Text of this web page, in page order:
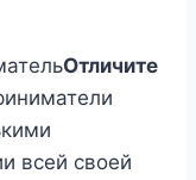
Отличите
всей своей